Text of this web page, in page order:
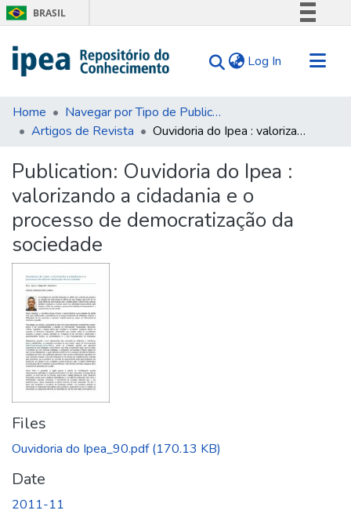
BRASIL
Comunica BR
Acesso à informação
Legislação
Log In (current)
Communities & Collections
Search for
Statistics
Tips
Home
Navegar por Tipo de Publicação
Artigos de Revista
Ouvidoria do Ipea : valorizando a cidadania e o processo de democratização da sociedade
Publication: Ouvidoria do Ipea :
valorizando a cidadania e o
processo de democratização da
sociedade
Files
Ouvidoria do Ipea_90.pdf(170.13 KB)
Date
2011-11